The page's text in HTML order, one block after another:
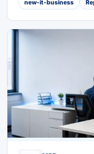
new-it-business